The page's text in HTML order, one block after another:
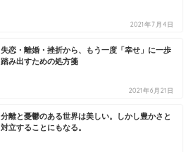
2021年7月4日
失恋・離婚・挫折から、もう一度「幸せ」に一歩
踏み出すための処方箋
2021年6月21日
分離と憂鬱のある世界は美しい。しかし豊かさと
対立することにもなる。